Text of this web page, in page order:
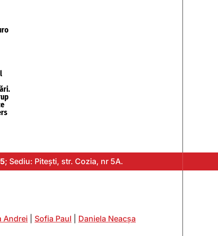
; Sediu: Pitești, str. Cozia, nr 5A.
Andrei Sofia Paul
Daniela Neacșa